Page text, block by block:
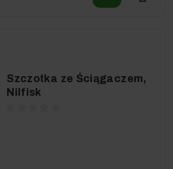
Szczotka ze Ściągaczem,
Nilfisk